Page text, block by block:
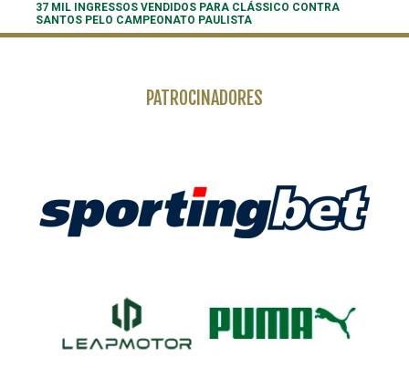
37 MIL INGRESSOS VENDIDOS PARA CLÁSSICO CONTRA
SANTOS PELO CAMPEONATO PAULISTA
PATROCINADORES